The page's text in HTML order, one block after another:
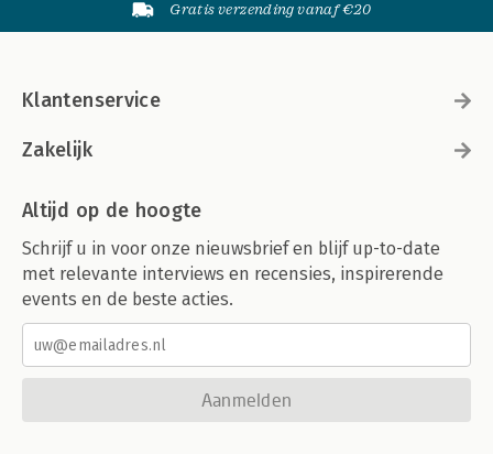
Gratis verzending vanaf €20
Klantenservice
Zakelijk
Altijd op de hoogte
Schrijf u in voor onze nieuwsbrief en blijf up-to-date
met relevante interviews en recensies, inspirerende
events en de beste acties.
Aanmelden